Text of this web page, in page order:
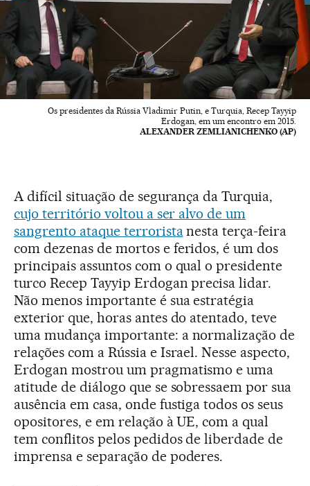
Os presidentes da Rússia Vladimir Putin, e Turquia, Recep Tayyip
Erdogan, em um encontro em 2015.
ALEXANDER ZEMLIANICHENKO (AP)
A difícil situação de segurança da Turquia,
cujo território voltou a ser alvo de um
sangrento ataque terroristanesta terça-feira
com dezenas de mortos e feridos, é um dos
principais assuntos com o qual o presidente
turco Recep Tayyip Erdogan precisa lidar.
Não menos importante é sua estratégia
exterior que, horas antes do atentado, teve
uma mudança importante: a normalização de
relações com a Rússia e Israel. Nesse aspecto,
Erdogan mostrou um pragmatismo e uma
atitude de diálogo que se sobressaem por sua
ausência em casa, onde fustiga todos os seus
opositores, e em relação à UE, com a qual
tem conflitos pelos pedidos de liberdade de
imprensa e separação de poderes.